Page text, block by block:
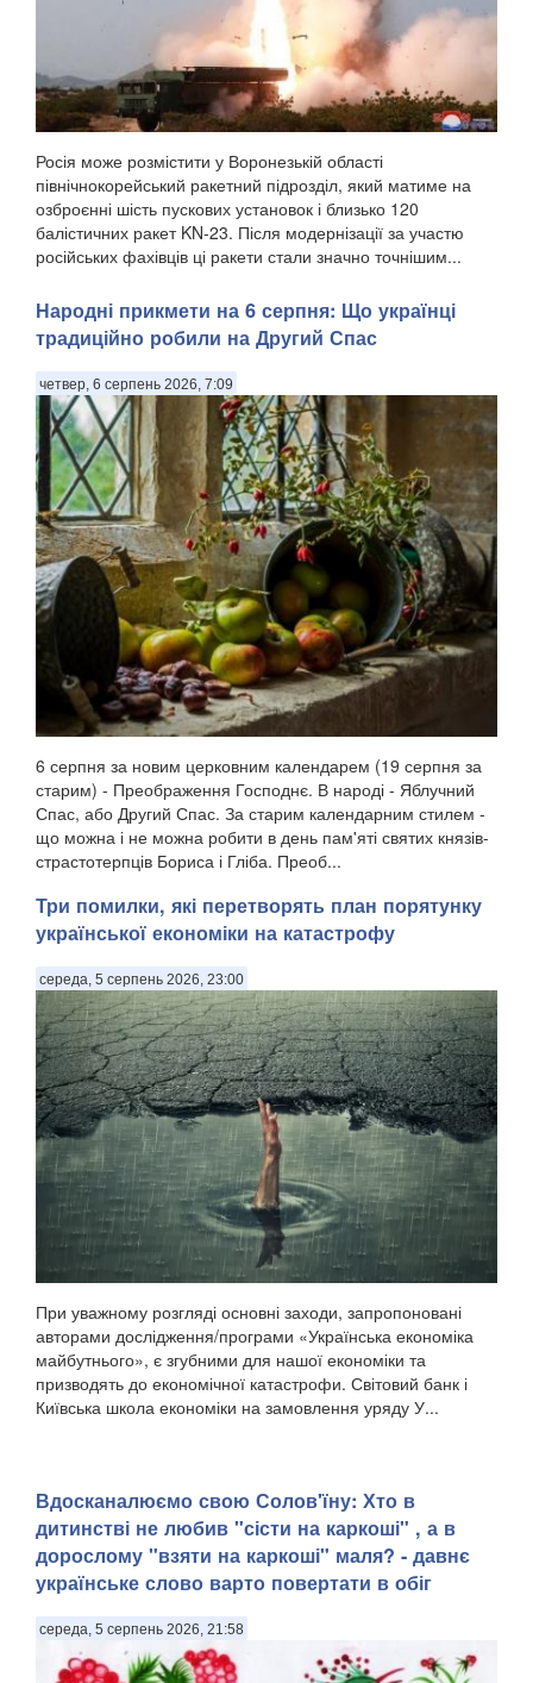
Росія може розмістити у Воронезькій області
північнокорейський ракетний підрозділ, який матиме на
озброєнні шість пускових установок і близько 120
балістичних ракет KN-23. Після модернізації за участю
російських фахівців ці ракети стали значно точнішим...
Народні прикмети на 6 серпня: Що українці
традиційно робили на Другий Спас
четвер, 6 серпень 2026, 7:09
6 серпня за новим церковним календарем (19 серпня за
старим) - Преображення Господнє. В народі - Яблучний
Спас, або Другий Спас. За старим календарним стилем -
що можна і не можна робити в день пам'яті святих князів-
страстотерпців Бориса і Гліба. Преоб...
Три помилки, які перетворять план порятунку
української економіки на катастрофу
середа, 5 серпень 2026, 23:00
При уважному розгляді основні заходи, запропоновані
авторами дослідження/програми «Українська економіка
майбутнього», є згубними для нашої економіки та
призводять до економічної катастрофи. Світовий банк і
Київська школа економіки на замовлення уряду У...
Вдосканалюємо свою Солов'їну: Хто в
дитинстві не любив "сісти на каркоші" , а в
дорослому "взяти на каркоші" маля? - давнє
українське слово варто повертати в обіг
середа, 5 серпень 2026, 21:58